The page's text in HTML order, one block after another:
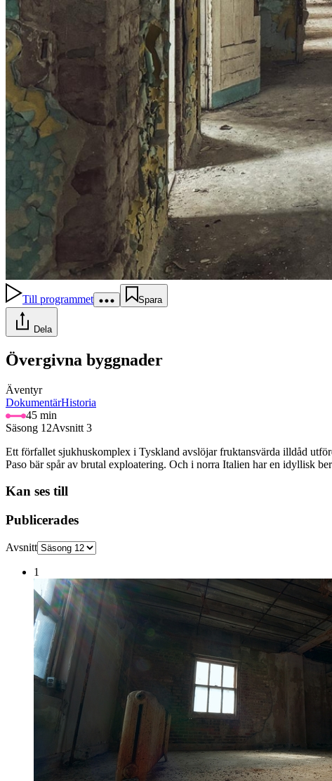
Till programmet Spara
Dela
Övergivna byggnader
Äventyr
DokumentärHistoria
45 min
Säsong 12Avsnitt 3
Ett förfallet sjukhuskomplex i Tyskland avslöjar fruktansvärda illdåd
Paso bär spår av brutal exploatering. Och i norra Italien har en idyllisk
Kan ses till
Publicerades
Avsnitt
1